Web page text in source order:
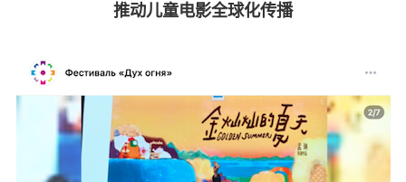
推动儿童电影全球化传播